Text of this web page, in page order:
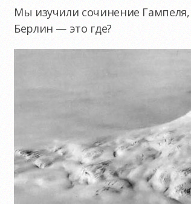
Мы изучили сочинение
Берлин — это где?